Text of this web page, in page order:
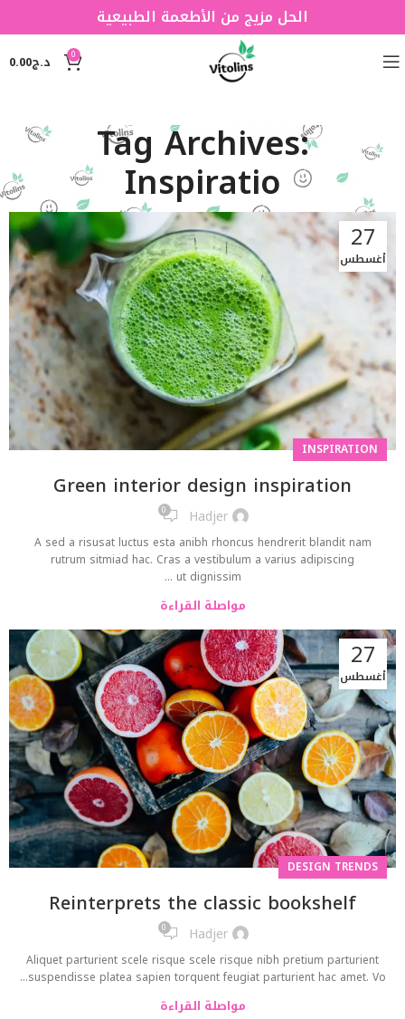
الحل مزيج من الأطعمة الطبيعية
0 د.ج0.00
Tag Archives:
Inspiratio
27
أغسطس
INSPIRATION
Green interior design inspiration
Hadjer
0
A sed a risusat luctus esta anibh rhoncus hendrerit blandit nam
rutrum sitmiad hac. Cras a vestibulum a varius adipiscing
ut dignissim ...
مواصلة القراءة
27
أغسطس
DESIGN TRENDS
Reinterprets the classic bookshelf
Hadjer
0
Aliquet parturient scele risque scele risque nibh pretium parturient
suspendisse platea sapien torquent feugiat parturient hac amet. Vo...
مواصلة القراءة